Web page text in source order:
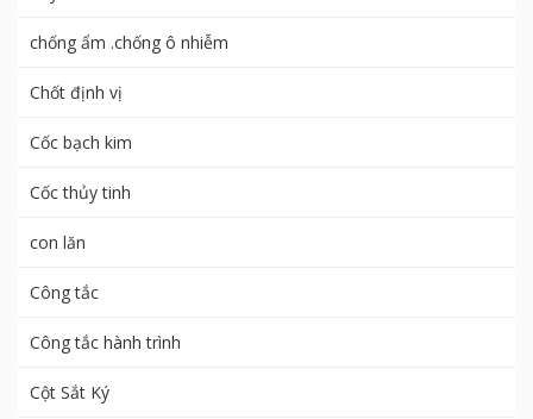
chống ẩm .chống ô nhiễm
Chốt định vị
Cốc bạch kim
Cốc thủy tinh
con lăn
Công tắc
Công tắc hành trình
Cột Sắt Ký